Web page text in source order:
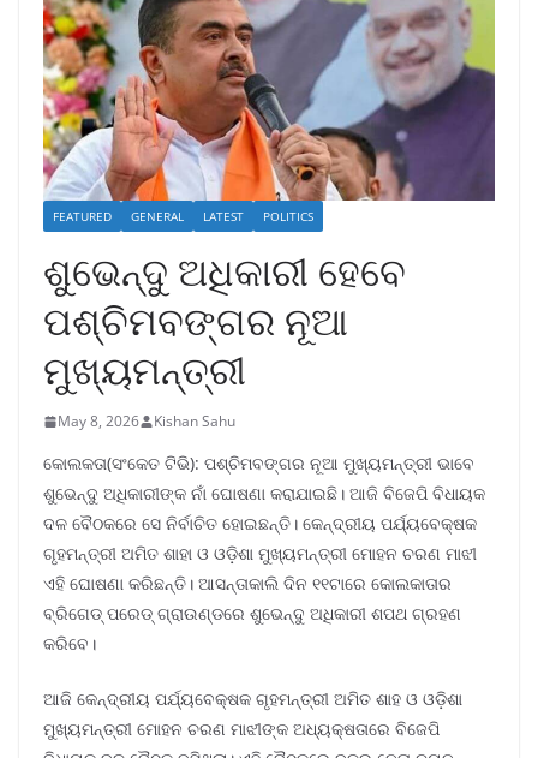
FEATURED GENERAL LATEST POLITICS
ଶୁଭେନ୍ଦୁ ଅଧିକାରୀ ହେବେ
ପଶ୍ଚିମବଙ୍ଗର ନୂଆ
ମୁଖ୍ୟମନ୍ତ୍ରୀ
May 8, 2026 Kishan Sahu
କୋଲକତା(ସଂକେତ ଟିଭି): ପଶ୍ଚିମବଙ୍ଗର ନୂଆ ମୁଖ୍ୟମନ୍ତ୍ରୀ ଭାବେ
ଶୁଭେନ୍ଦୁ ଅଧିକାରୀଙ୍କ ନାଁ ଘୋଷଣା କରାଯାଇଛି। ଆଜି ବିଜେପି ବିଧାୟକ
ଦଳ ବୈଠକରେ ସେ ନିର୍ବାଚିତ ହୋଇଛନ୍ତି। କେନ୍ଦ୍ରୀୟ ପର୍ଯ୍ୟବେକ୍ଷକ
ଗୃହମନ୍ତ୍ରୀ ଅମିତ ଶାହା ଓ ଓଡ଼ିଶା ମୁଖ୍ୟମନ୍ତ୍ରୀ ମୋହନ ଚରଣ ମାଝୀ
ଏହି ଘୋଷଣା କରିଛନ୍ତି। ଆସନ୍ତାକାଲି ଦିନ ୧୧ଟାରେ କୋଲକାତାର
ବ୍ରିଗେଡ୍ ପରେଡ୍ ଗ୍ରାଉଣ୍ଡରେ ଶୁଭେନ୍ଦୁ ଅଧିକାରୀ ଶପଥ ଗ୍ରହଣ
କରିବେ।
ଆଜି କେନ୍ଦ୍ରୀୟ ପର୍ଯ୍ୟବେକ୍ଷକ ଗୃହମନ୍ତ୍ରୀ ଅମିତ ଶାହ ଓ ଓଡ଼ିଶା
ମୁଖ୍ୟମନ୍ତ୍ରୀ ମୋହନ ଚରଣ ମାଝୀଙ୍କ ଅଧ୍ୟକ୍ଷତାରେ ବିଜେପି